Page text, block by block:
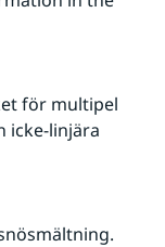
för multipel
icke-linjära